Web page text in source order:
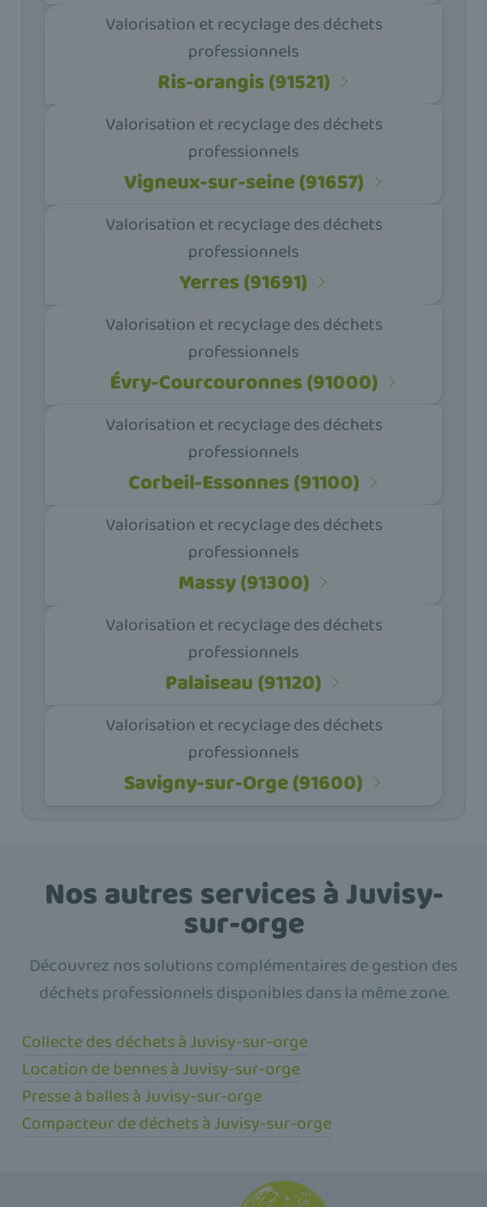
Valorisation et recyclage des déchets
professionnels
Ris-orangis (91521)
Valorisation et recyclage des déchets
professionnels
Vigneux-sur-seine (91657)
Valorisation et recyclage des déchets
professionnels
Yerres (91691)
Valorisation et recyclage des déchets
professionnels
Évry-Courcouronnes (91000)
Valorisation et recyclage des déchets
professionnels
Corbeil-Essonnes (91100)
Valorisation et recyclage des déchets
professionnels
Massy (91300)
Valorisation et recyclage des déchets
professionnels
Palaiseau (91120)
Valorisation et recyclage des déchets
professionnels
Savigny-sur-Orge (91600)
Nos autres services à Juvisy-
sur-orge
Découvrez nos solutions complémentaires de gestion des
déchets professionnels disponibles dans la même zone.
Collecte des déchets à Juvisy-sur-orge
Location de bennes à Juvisy-sur-orge
Presse à balles à Juvisy-sur-orge
Compacteur de déchets à Juvisy-sur-orge